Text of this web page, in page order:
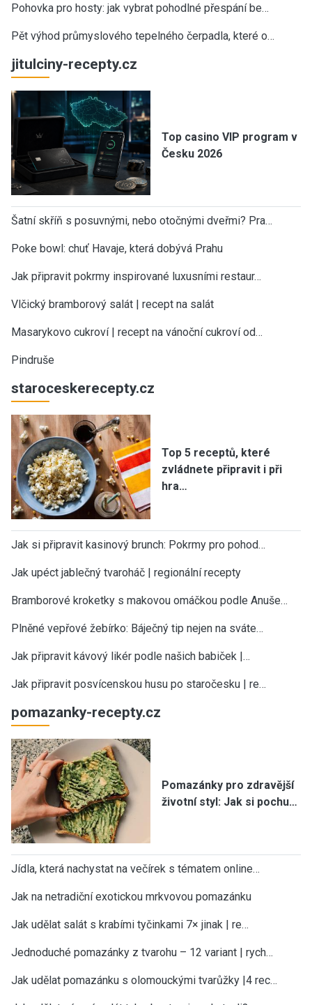
Pohovka pro hosty: jak vybrat pohodlné přespání be…
Pět výhod průmyslového tepelného čerpadla, které o…
jitulciny-recepty.cz
Top casino VIP program v
Česku 2026
Šatní skříň s posuvnými, nebo otočnými dveřmi? Pra…
Poke bowl: chuť Havaje, která dobývá Prahu
Jak připravit pokrmy inspirované luxusními restaur…
Vlčický bramborový salát | recept na salát
Masarykovo cukroví | recept na vánoční cukroví od…
Pindruše
staroceskerecepty.cz
Top 5 receptů, které
zvládnete připravit i při
hra…
Jak si připravit kasinový brunch: Pokrmy pro pohod…
Jak upéct jablečný tvaroháč | regionální recepty
Bramborové kroketky s makovou omáčkou podle Anuše…
Plněné vepřové žebírko: Báječný tip nejen na sváte…
Jak připravit kávový likér podle našich babiček |…
Jak připravit posvícenskou husu po staročesku | re…
pomazanky-recepty.cz
Pomazánky pro zdravější
životní styl: Jak si pochu…
Jídla, která nachystat na večírek s tématem online…
Jak na netradiční exotickou mrkvovou pomazánku
Jak udělat salát s krabími tyčinkami 7× jinak | re…
Jednoduché pomazánky z tvarohu – 12 variant | rych…
Jak udělat pomazánku s olomouckými tvarůžky |4 rec…